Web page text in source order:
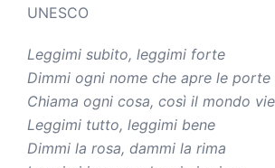
UNESCO
Leggimi subito, leggimi forte
Dimmi ogni nome che apre le porte
Chiama ogni cosa, così il mondo
Leggimi tutto, leggimi bene
Dimmi la rosa, dammi la rima